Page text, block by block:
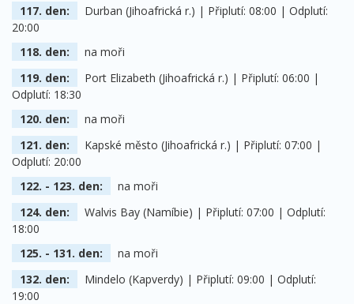
117. den:
Durban (Jihoafrická r.) | Připlutí: 08:00 | Odplutí:
20:00
118. den:
na moři
119. den:
Port Elizabeth (Jihoafrická r.) | Připlutí: 06:00 |
Odplutí: 18:30
120. den:
na moři
121. den:
Kapské město (Jihoafrická r.) | Připlutí: 07:00 |
Odplutí: 20:00
122. - 123. den:
na moři
124. den:
Walvis Bay (Namíbie) | Připlutí: 07:00 | Odplutí:
18:00
125. - 131. den:
na moři
132. den:
Mindelo (Kapverdy) | Připlutí: 09:00 | Odplutí:
19:00